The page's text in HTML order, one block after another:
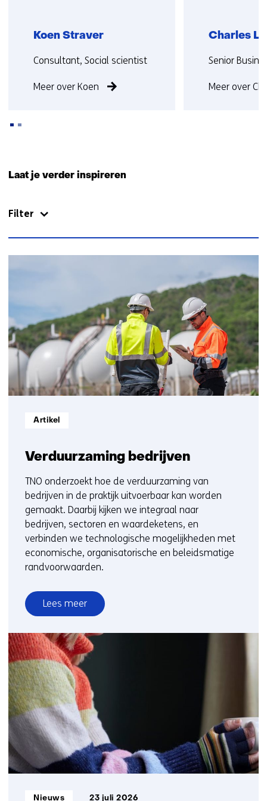
Koen Straver
Functie:
Consultant, Social scientist
Meer over Koen
Charles
Functie:
Senior
Meer over
op)
Laat je verder inspireren
Filter
getoond
1
t/m
5
Verduurzaming bedrijven
Informatietype:
Artikel
TNO onderzoekt hoe de verduurzaming van
bedrijven in de praktijk uitvoerbaar kan worden
gemaakt. Daarbij kijken we integraal naar
bedrijven, sectoren en waardeketens, en
verbinden we technologische mogelijkheden met
economische, organisatorische en beleidsmatige
randvoorwaarden.
Lees meer
over
Verduurzaming
bedrijven
Informatietype:
Nieuws 23 juli 2026